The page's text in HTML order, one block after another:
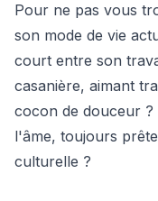
Pour ne pas vous
son mode de vie
court entre son
casanière, aimant
cocon de douceur ?
l'âme, toujours
culturelle ?